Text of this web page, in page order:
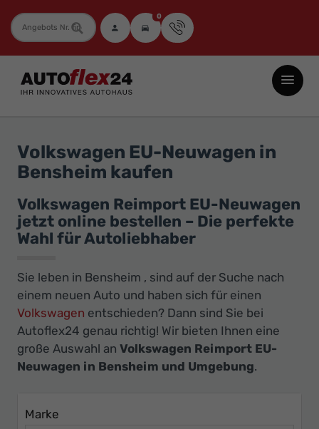
Fahrzeugnummer 0
Autoflex24
GmbH
Neuwagen
Jahreswagen
und
Gebrauchtwagen
zu
Preisen
-
Ihr
Innovatives
Autohaus
Volkswagen EU-Neuwagen in
Bensheim kaufen
Volkswagen Reimport EU-Neuwagen
jetzt online bestellen – Die perfekte
Wahl für Autoliebhaber
Sie leben in Bensheim , sind auf der Suche nach
einem neuen Auto und haben sich für einen
Volkswagen entschieden? Dann sind Sie bei
Autoflex24 genau richtig! Wir bieten Ihnen eine
große Auswahl an Volkswagen Reimport EU-
Neuwagen in Bensheim und Umgebung.
Marke